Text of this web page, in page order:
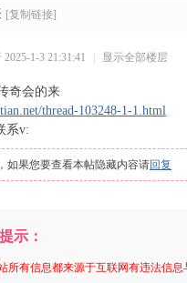
[复制链接]
2025-1-3 21:31:41 | 显示全部楼层
奇会的来
thread-103248-1-1.html
系v:
如果您要查看本帖隐藏内容请回复
示：
所有信息都来源于互联网有违法信